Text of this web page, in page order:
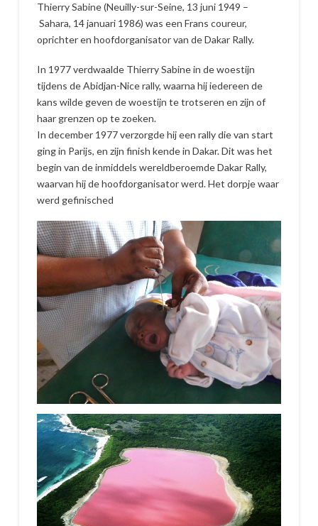
Thierry Sabine (Neuilly-sur-Seine, 13 juni 1949 –
Sahara, 14 januari 1986) was een Frans coureur,
oprichter en hoofdorganisator van de Dakar Rally.
In 1977 verdwaalde Thierry Sabine in de woestijn
tijdens de Abidjan-Nice rally, waarna hij iedereen de
kans wilde geven de woestijn te trotseren en zijn of
haar grenzen op te zoeken.
In december 1977 verzorgde hij een rally die van start
ging in Parijs, en zijn finish kende in Dakar. Dit was het
begin van de inmiddels wereldberoemde Dakar Rally,
waarvan hij de hoofdorganisator werd. Het dorpje waar
werd gefinisched